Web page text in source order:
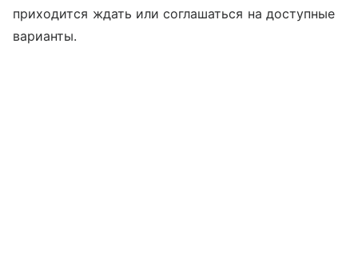
приходится ждать или соглашаться на доступные
варианты.